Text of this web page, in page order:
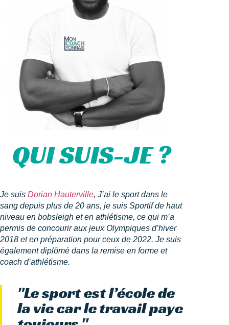
QUI SUIS-JE ?
Je suis Dorian Hauterville, J’ai le sport dans le
sang depuis plus de 20 ans, je suis Sportif de haut
niveau en bobsleigh et en athlétisme, ce qui m’a
permis de concourir aux jeux Olympiques d’hiver
2018 et en préparation pour ceux de 2022. Je suis
également diplômé dans la remise en forme et
coach d’athlétisme.
"Le sport est l’école de
la vie car le travail paye